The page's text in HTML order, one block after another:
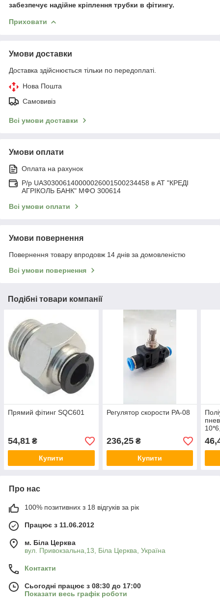
забезпечує надійне кріплення трубки в фітингу.
Приховати
Умови доставки
Доставка здійснюється тільки по передоплаті.
Нова Пошта
Самовивіз
Всі умови доставки
Умови оплати
Оплата на рахунок
Р/р UA303006140000026001500234458 в АТ "КРЕДІ
АГРІКОЛЬ БАНК" МФО 300614
Всі умови оплати
Умови повернення
Повернення товару впродовж 14 днів за домовленістю
Всі умови повернення
Подібні товари компанії
Прямий фітинг SQC601
54,81 ₴
Купити
Регулятор скорости PA-08
236,25₴
Купити
Про нас
100% позитивних з 18 відгуків за рік
Працює з 11.06.2012
м. Біла Церква
вул. Привокзальна,13, Біла Церква, Україна
Контакти
Сьогодні працює з 08:30 до 17:00
Показати весь графік роботи